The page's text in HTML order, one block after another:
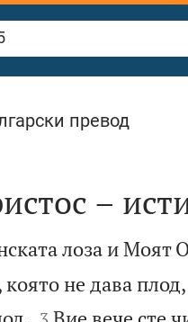
превод
–
лоза и Моят
не дава